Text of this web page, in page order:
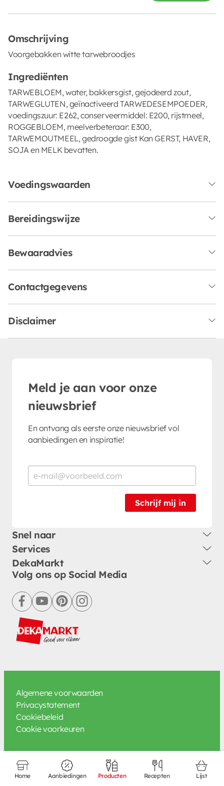
Omschrijving
Voorgebakken witte tarwebroodjes
Ingrediënten
TARWEBLOEM, water, bakkersgist, gejodeerd zout,
TARWEGLUTEN, geïnactiveerd TARWEDESEMPOEDER,
voedingszuur: E262, conserveermiddel: E200, rijstmeel,
ROGGEBLOEM, meelverbeteraar: E300,
TARWEMOUTMEEL, gedroogde gist Kan GERST, HAVER,
SOJA en MELK bevatten.
Voedingswaarden
Bereidingswijze
Bewaaradvies
Contactgegevens
Disclaimer
Meld je aan voor onze
nieuwsbrief
En ontvang als eerste onze nieuwsbrief vol
aanbiedingen en inspiratie!
Schrijf mij in
Snel naar
Services
DekaMarkt
Volg ons op Social Media
facebookyoutubepinterestinstagram
Algemene voorwaarden
Privacystatement
Cookiebeleid
Cookie voorkeuren
Home Aanbiedingen Producten Recepten Lijst